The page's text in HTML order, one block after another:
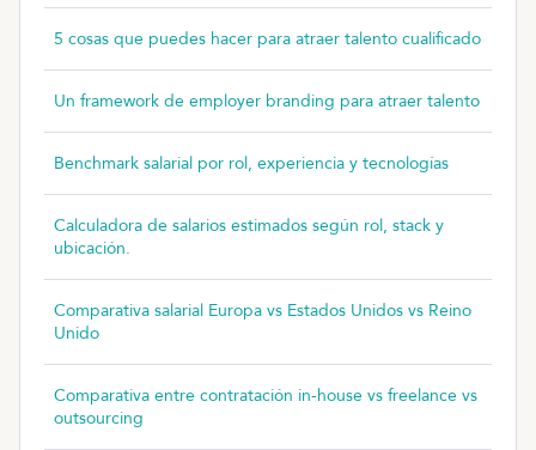
5 cosas que puedes hacer para atraer talento cualificado
Un framework de employer branding para atraer talento
Benchmark salarial por rol, experiencia y tecnologías
Calculadora de salarios estimados según rol, stack y
ubicación.
Comparativa salarial Europa vs Estados Unidos vs Reino
Unido
Comparativa entre contratación in-house vs freelance vs
outsourcing